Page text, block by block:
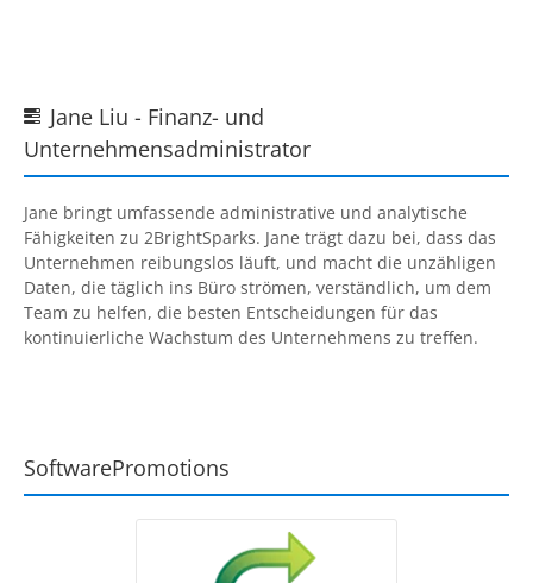
 Jane Liu - Finanz- und
Unternehmensadministrator
Jane bringt umfassende administrative und analytische
Fähigkeiten zu 2BrightSparks. Jane trägt dazu bei, dass das
Unternehmen reibungslos läuft, und macht die unzähligen
Daten, die täglich ins Büro strömen, verständlich, um dem
Team zu helfen, die besten Entscheidungen für das
kontinuierliche Wachstum des Unternehmens zu treffen.
SoftwarePromotions